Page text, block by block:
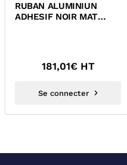
RUBAN ALUMINIUN
ADHESIF NOIR MAT
181,01€ HT
Se connecter